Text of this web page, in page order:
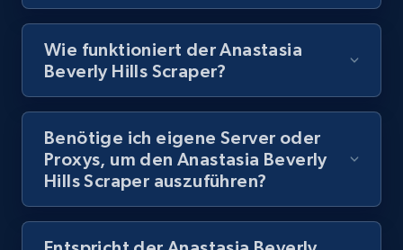
8.1K+
Youtube - Videos posts - Discovery videos
by podcast url
URL, Title, Youtuber, Youtuber md5, Video url,
Video length, Likes, Views, and more.
Wie funktioniert der Anastasia
Beverly Hills Scraper?
Benötige ich eigene Server oder
Proxys, um den Anastasia Beverly
Hills Scraper auszuführen?